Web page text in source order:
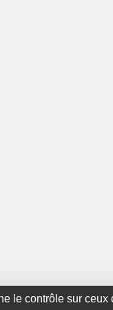
le contrôle sur ceux